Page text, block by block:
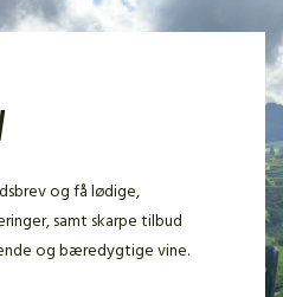
og få lødige,
samt skarpe tilbud
og bæredygtige vine.